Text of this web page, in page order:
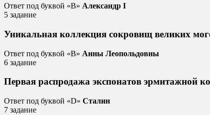
Ответ под буквой «B» Александр I
5 задание
Уникальная коллекция сокровищ великих
Ответ под буквой «B» Анны Леопольдовны
6 задание
Первая распродажа экспонатов эрмитажной
Ответ под буквой «D» Сталин
7 задание